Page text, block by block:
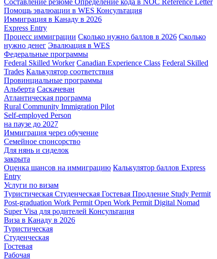
Помощь эвалюации в WES Консультация
Иммиграция в Канаду в 2026
Express Entry
Процесс иммиграции Сколько нужно баллов в 2026 Сколько
нужно денег Эвалюация в WES
Федеральные программы
Federal Skilled Worker Canadian Experience Class Federal Skilled
Trades Калькулятор соответствия
Провинциальные программы
Альберта Саскачеван
Атлантическая программа
Rural Community Immigration Pilot
Self-employed Person
на паузе до 2027
Иммиграция через обучение
Семейное спонсорство
Для нянь и сиделок
закрыта
Оценка шансов на иммиграцию Калькулятор баллов Express
Entry
Услуги по визам
Туристическая Студенческая Гостевая Продление Study Permit
Post-graduation Work Permit Open Work Permit Digital Nomad
Super Visa для родителей Консультация
Виза в Канаду в 2026
Туристическая
Студенческая
Гостевая
Рабочая